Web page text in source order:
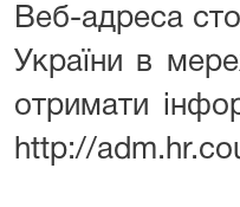
Веб-адреса
України в
отримати
http://